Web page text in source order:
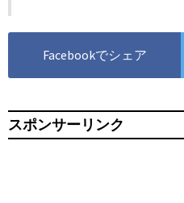
Facebookでシェア
スポンサーリンク